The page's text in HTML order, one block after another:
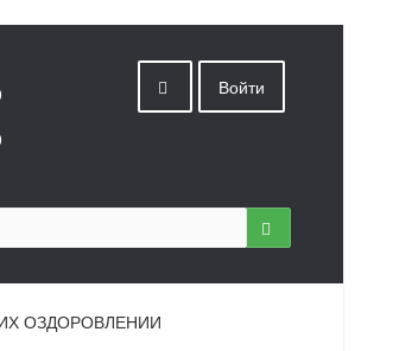
Войти
ОЗДОРОВЛЕНИИ